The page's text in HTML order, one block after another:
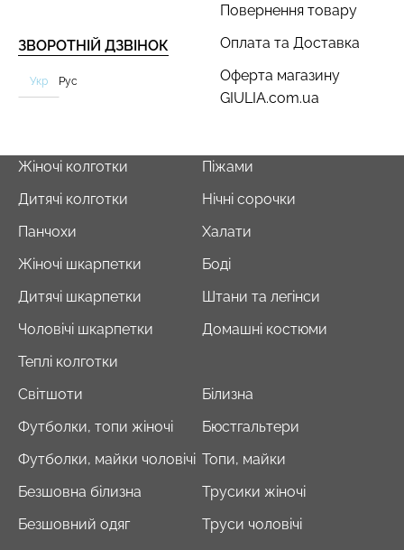
Повернення товару
Оплата та Доставка
Оферта магазину
GIULIA.com.ua
ЗВОРОТНІЙ ДЗВІНОК
Укр Рус
Жіночі колготки
Дитячі колготки
Панчохи
Жіночі шкарпетки
Дитячі шкарпетки
Чоловічі шкарпетки
Теплі колготки
Піжами
Нічні сорочки
Халати
Боді
Штани та легінси
Домашні костюми
Світшоти
Футболки, топи жіночі
Футболки, майки чоловічі
Безшовна білизна
Безшовний одяг
Білизна
Бюстгальтери
Топи, майки
Трусики жіночі
Труси чоловічі